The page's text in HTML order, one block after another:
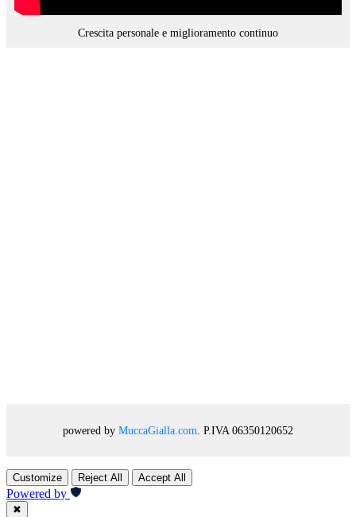
Crescita personale e miglioramento continuo
powered by MuccaGialla.com . P.IVA 06350120652
Customize Reject All Accept All
Powered by
✖